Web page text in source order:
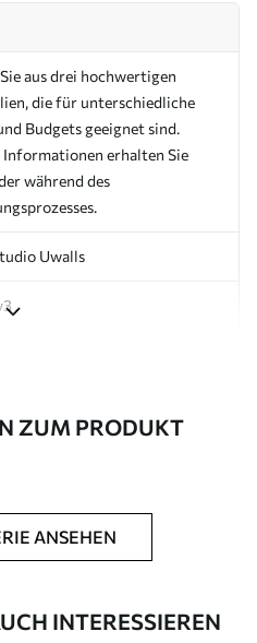
aus drei hochwertigen
die für unterschiedliche
Budgets geeignet sind.
erhalten Sie
während des
Uwalls
mit Lackbeschichtung
gereinigt werden.
mit Lackbeschichtung
Anwendung
ZUM PRODUKT
ANSEHEN
INTERESSIEREN